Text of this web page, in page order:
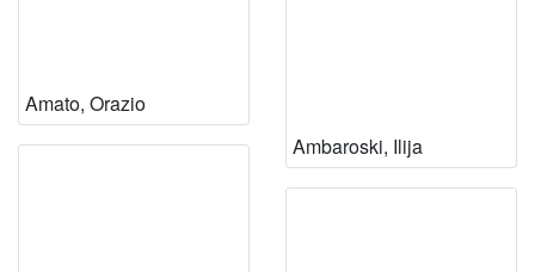
Amato, Orazio
Ambaroski, Ilija